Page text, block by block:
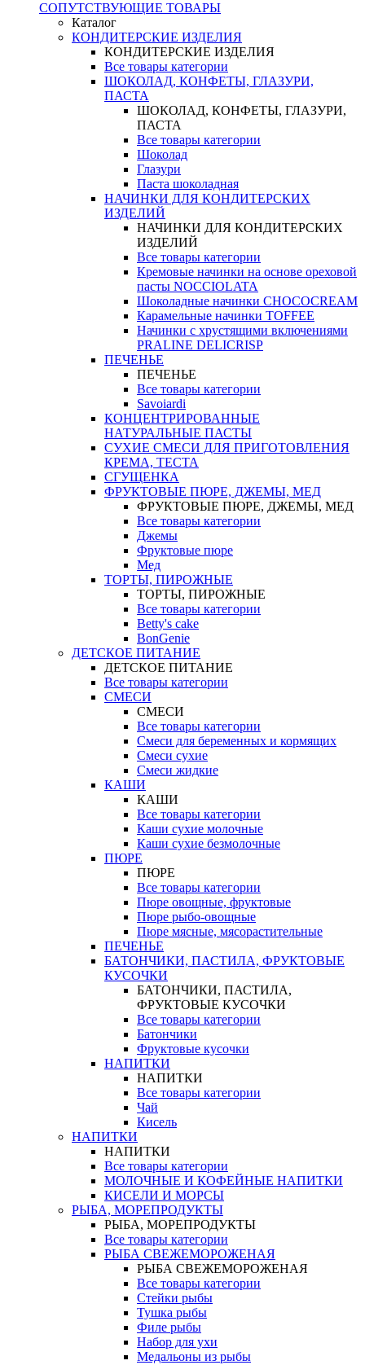
СОПУТСТВУЮЩИЕ ТОВАРЫ
Каталог
КОНДИТЕРСКИЕ ИЗДЕЛИЯ
КОНДИТЕРСКИЕ ИЗДЕЛИЯ
Все товары категории
ШОКОЛАД, КОНФЕТЫ, ГЛАЗУРИ,
ПАСТА
ШОКОЛАД, КОНФЕТЫ, ГЛАЗУРИ,
ПАСТА
Все товары категории
Шоколад
Глазури
Паста шоколадная
НАЧИНКИ ДЛЯ КОНДИТЕРСКИХ
ИЗДЕЛИЙ
НАЧИНКИ ДЛЯ КОНДИТЕРСКИХ
ИЗДЕЛИЙ
Все товары категории
Кремовые начинки на основе ореховой
пасты NOCCIOLATA
Шоколадные начинки CHOCOCREAM
Карамельные начинки TOFFEE
Начинки с хрустящими включениями
PRALINE DELICRISP
ПЕЧЕНЬЕ
ПЕЧЕНЬЕ
Все товары категории
Savoiardi
КОНЦЕНТРИРОВАННЫЕ
НАТУРАЛЬНЫЕ ПАСТЫ
СУХИЕ СМЕСИ ДЛЯ ПРИГОТОВЛЕНИЯ
КРЕМА, ТЕСТА
СГУЩЕНКА
ФРУКТОВЫЕ ПЮРЕ, ДЖЕМЫ, МЕД
ФРУКТОВЫЕ ПЮРЕ, ДЖЕМЫ, МЕД
Все товары категории
Джемы
Фруктовые пюре
Мед
ТОРТЫ, ПИРОЖНЫЕ
ТОРТЫ, ПИРОЖНЫЕ
Все товары категории
Betty's cake
BonGenie
ДЕТСКОЕ ПИТАНИЕ
ДЕТСКОЕ ПИТАНИЕ
Все товары категории
СМЕСИ
СМЕСИ
Все товары категории
Смеси для беременных и кормящих
Смеси сухие
Смеси жидкие
КАШИ
КАШИ
Все товары категории
Каши сухие молочные
Каши сухие безмолочные
ПЮРЕ
ПЮРЕ
Все товары категории
Пюре овощные, фруктовые
Пюре рыбо-овощные
Пюре мясные, мясорастительные
ПЕЧЕНЬЕ
БАТОНЧИКИ, ПАСТИЛА, ФРУКТОВЫЕ
КУСОЧКИ
БАТОНЧИКИ, ПАСТИЛА,
ФРУКТОВЫЕ КУСОЧКИ
Все товары категории
Батончики
Фруктовые кусочки
НАПИТКИ
НАПИТКИ
Все товары категории
Чай
Кисель
НАПИТКИ
НАПИТКИ
Все товары категории
МОЛОЧНЫЕ И КОФЕЙНЫЕ НАПИТКИ
КИСЕЛИ И МОРСЫ
РЫБА, МОРЕПРОДУКТЫ
РЫБА, МОРЕПРОДУКТЫ
Все товары категории
РЫБА СВЕЖЕМОРОЖЕНАЯ
РЫБА СВЕЖЕМОРОЖЕНАЯ
Все товары категории
Стейки рыбы
Тушка рыбы
Филе рыбы
Набор для ухи
Медальоны из рыбы